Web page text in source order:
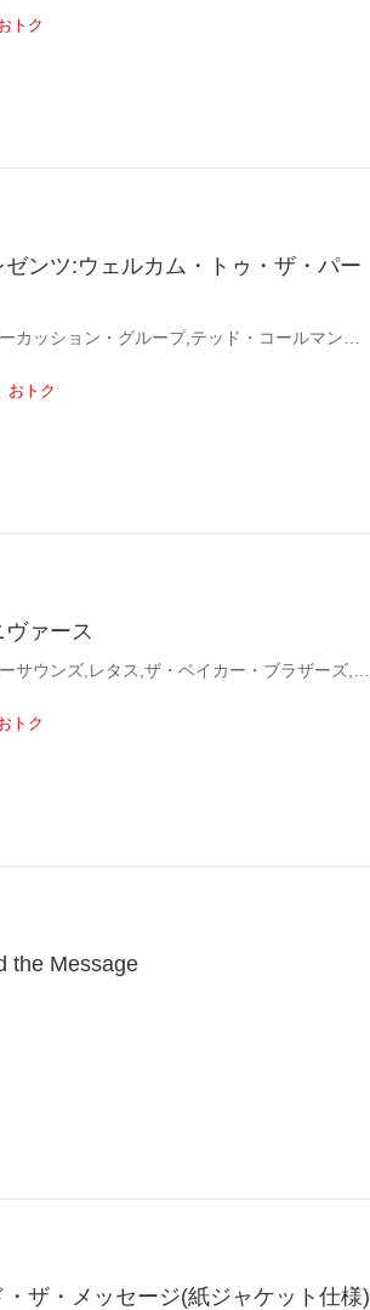
トク
ンツ:ウェルカム・トゥ・ザ・パー
おトク
ァース
トク
the Message
ザ・メッセージ(紙ジャケット仕様)